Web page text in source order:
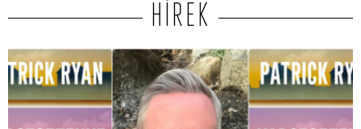
HÍREK